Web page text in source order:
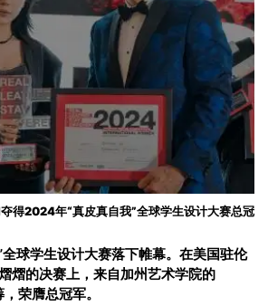
得2024年“真皮真自我”全球学生设计大赛总冠
球学生设计大赛落下帷幕。在美国驻伦
熠的决赛上，来自加州艺术学院的
荣膺总冠军。